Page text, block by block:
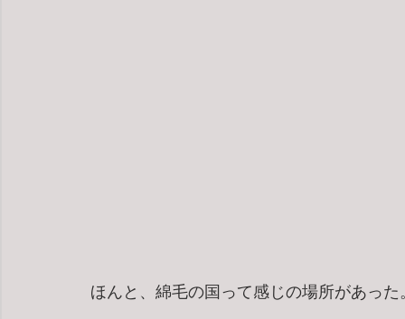
ほんと、綿毛の国って感じの場所があった